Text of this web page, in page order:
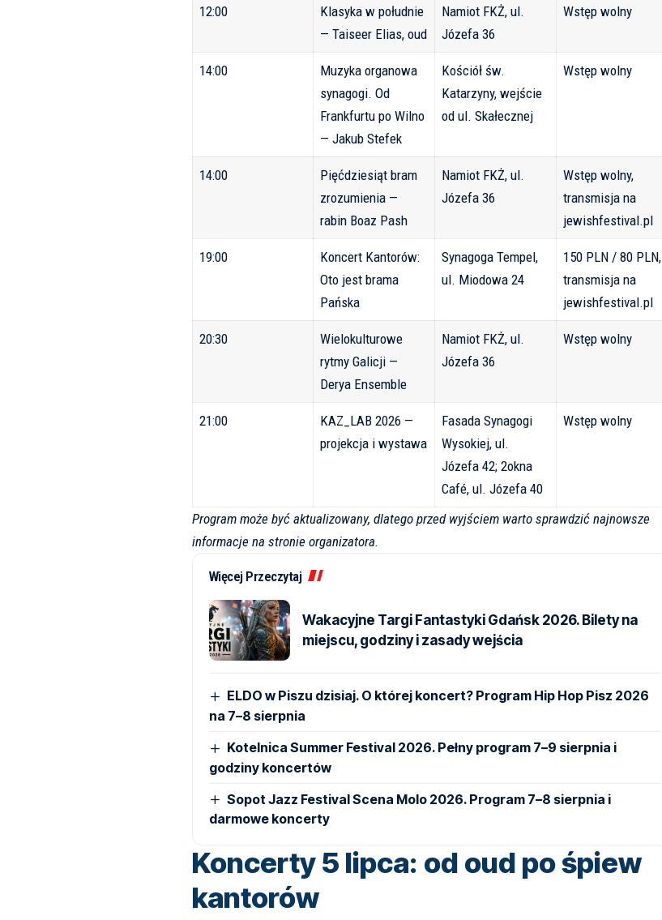
12:00
Klasyka w południe
— Taiseer Elias, oud
Namiot FKŻ, ul.
Józefa 36
Wstęp wolny
14:00
Muzyka organowa
synagogi. Od
Frankfurtu po Wilno
— Jakub Stefek
Kościół św.
Katarzyny, wejście
od ul. Skałecznej
Wstęp wolny
14:00
Pięćdziesiąt bram
zrozumienia —
rabin Boaz Pash
Namiot FKŻ, ul.
Józefa 36
Wstęp wolny,
transmisja na
jewishfestival.pl
19:00
Koncert Kantorów:
Oto jest brama
Pańska
Synagoga Tempel,
ul. Miodowa 24
150 PLN / 80 PLN,
transmisja na
jewishfestival.pl
20:30
Wielokulturowe
rytmy Galicji —
Derya Ensemble
Namiot FKŻ, ul.
Józefa 36
Wstęp wolny
21:00
KAZ_LAB 2026 —
projekcja i wystawa
Fasada Synagogi
Wysokiej, ul.
Józefa 42; 2okna
Café, ul. Józefa 40
Wstęp wolny
Program może być aktualizowany, dlatego przed wyjściem warto sprawdzić najnowsze
informacje na stronie organizatora.
Więcej Przeczytaj
Wakacyjne Targi Fantastyki Gdańsk 2026. Bilety na
miejscu, godziny i zasady wejścia
ELDO w Piszu dzisiaj. O której koncert? Program Hip Hop Pisz 2026
na 7–8 sierpnia
Kotelnica Summer Festival 2026. Pełny program 7–9 sierpnia i
godziny koncertów
Sopot Jazz Festival Scena Molo 2026. Program 7–8 sierpnia i
darmowe koncerty
Koncerty 5 lipca: od oud po śpiew
kantorów